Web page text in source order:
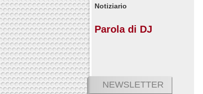
Notiziario
Parola di DJ
NEWSLETTER